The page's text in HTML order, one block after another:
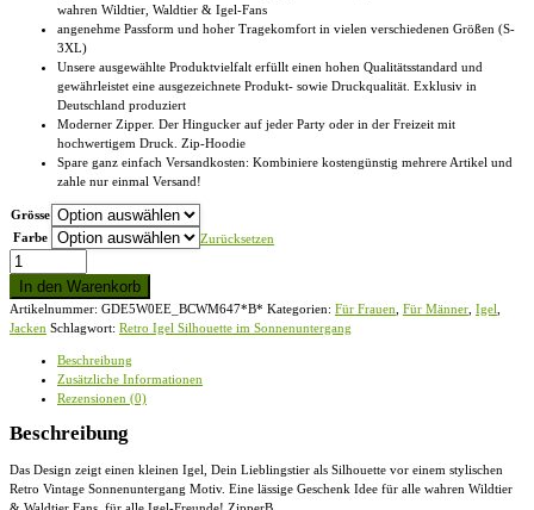
wahren Wildtier, Waldtier & Igel-Fans
angenehme Passform und hoher Tragekomfort in vielen verschiedenen Größen (S-
3XL)
Unsere ausgewählte Produktvielfalt erfüllt einen hohen Qualitätsstandard und
gewährleistet eine ausgezeichnete Produkt- sowie Druckqualität. Exklusiv in
Deutschland produziert
Moderner Zipper. Der Hingucker auf jeder Party oder in der Freizeit mit
hochwertigem Druck. Zip-Hoodie
Spare ganz einfach Versandkosten: Kombiniere kostengünstig mehrere Artikel und
zahle nur einmal Versand!
Grösse
Farbe
Zurücksetzen
Retro
Igel
Silhouette
im
Sonnenuntergang
In den Warenkorb
Artikelnummer: GDE5W0EE_BCWM647*B* Kategorien: Für Frauen Für Männer Igel
Jacken Schlagwort: Retro Igel Silhouette im Sonnenuntergang
Beschreibung
Zusätzliche Informationen
Rezensionen (0)
Beschreibung
Das Design zeigt einen kleinen Igel, Dein Lieblingstier als Silhouette vor einem stylischen
Retro Vintage Sonnenuntergang Motiv. Eine lässige Geschenk Idee für alle wahren Wildtier